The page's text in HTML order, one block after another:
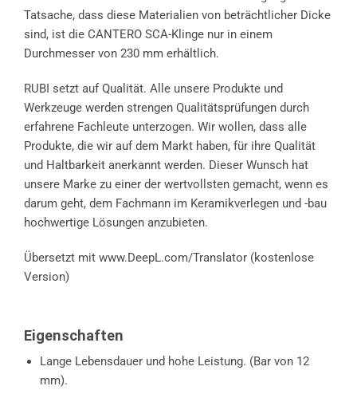
Tatsache, dass diese Materialien von beträchtlicher Dicke
sind, ist die CANTERO SCA-Klinge nur in einem
Durchmesser von 230 mm erhältlich.
RUBI setzt auf Qualität. Alle unsere Produkte und
Werkzeuge werden strengen Qualitätsprüfungen durch
erfahrene Fachleute unterzogen. Wir wollen, dass alle
Produkte, die wir auf dem Markt haben, für ihre Qualität
und Haltbarkeit anerkannt werden. Dieser Wunsch hat
unsere Marke zu einer der wertvollsten gemacht, wenn es
darum geht, dem Fachmann im Keramikverlegen und -bau
hochwertige Lösungen anzubieten.
Übersetzt mit www.DeepL.com/Translator (kostenlose
Version)
Eigenschaften
Lange Lebensdauer und hohe Leistung. (Bar von 12
mm).